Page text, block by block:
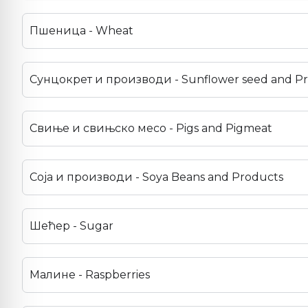
Пшеница - Wheat
Сунцокрет и производи - Sunflower seed and
Свиње и свињско месо - Pigs and Pigmeat
Соја и производи - Soya Beans and Products
Шећер - Sugar
Малине - Raspberries